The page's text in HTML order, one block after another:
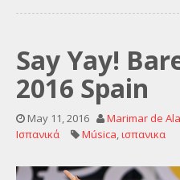
Say Yay!
2016 Spain
May 11, 2016 Marimar de
Ισπανικά
Música,ισπανικα